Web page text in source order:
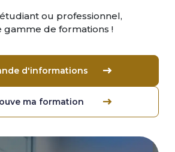
ou professionnel,
de formations !
d'informations
ma formation